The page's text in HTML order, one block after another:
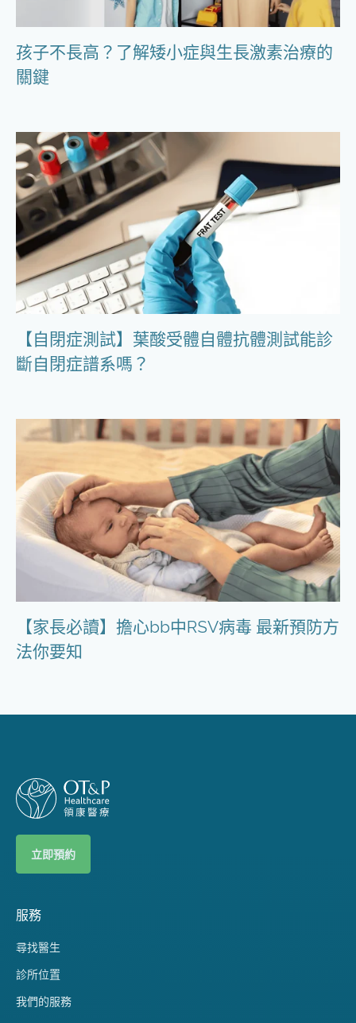
孩子不長高？了解矮小症與生長激素治療的
關鍵
【自閉症測試】葉酸受體自體抗體測試能診
斷自閉症譜系嗎？
【家長必讀】擔心bb中RSV病毒 最新預防方
法你要知
立即預約
服務
尋找醫生
診所位置
我們的服務